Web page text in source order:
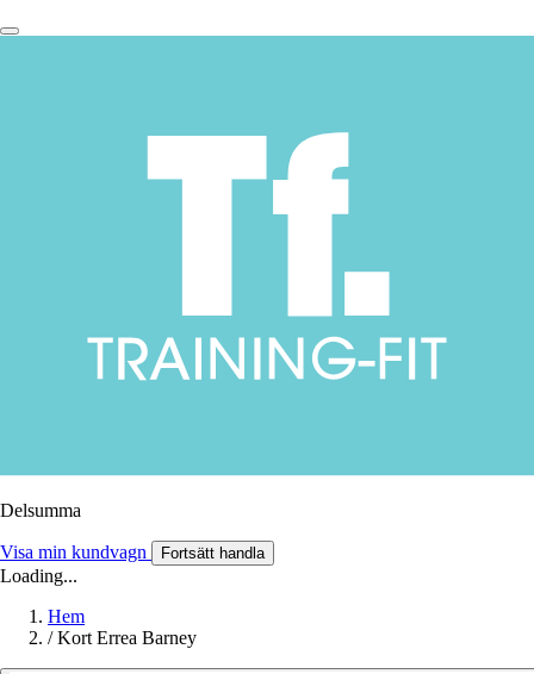
Delsumma
Visa min kundvagn Fortsätt handla
Loading...
Hem
/ Kort Errea Barney